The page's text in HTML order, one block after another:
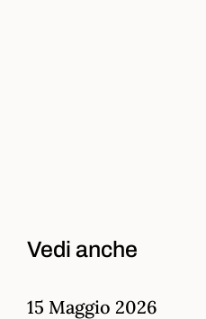
Vedi anche
15 Maggio 2026